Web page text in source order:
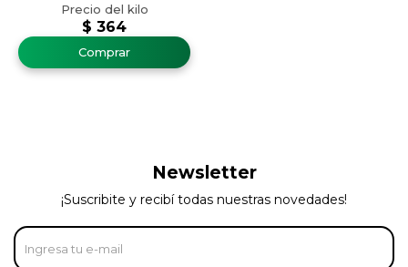
$ 364
Newsletter
¡Suscribite y recibí todas nuestras novedades!